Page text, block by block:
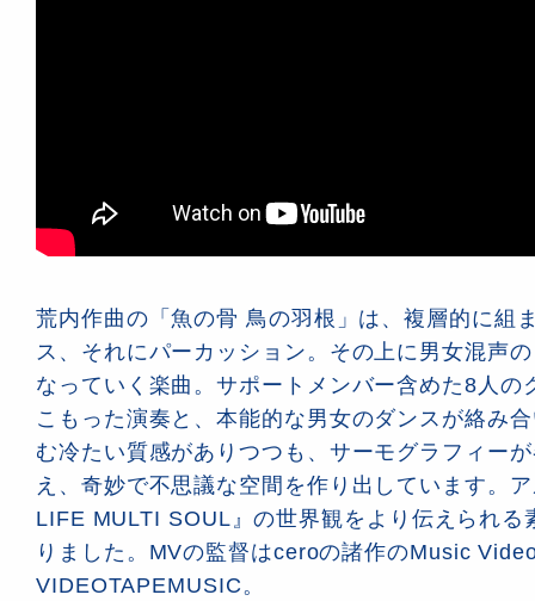
荒内作曲の「魚の骨 鳥の羽根」は、複層的に組
ス、それにパーカッション。その上に男女混声
なっていく楽曲。サポートメンバー含めた8人の
こもった演奏と、本能的な男女のダンスが絡み
む冷たい質感がありつつも、サーモグラフィー
え、奇妙で不思議な空間を作り出しています。
LIFE MULTI SOUL』の世界観をより伝えられる
りました。MVの監督はceroの諸作のMusic
VIDEOTAPEMUSIC。